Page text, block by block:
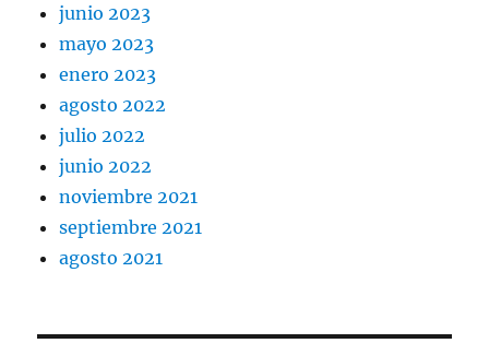
junio 2023
mayo 2023
enero 2023
agosto 2022
julio 2022
junio 2022
noviembre 2021
septiembre 2021
agosto 2021